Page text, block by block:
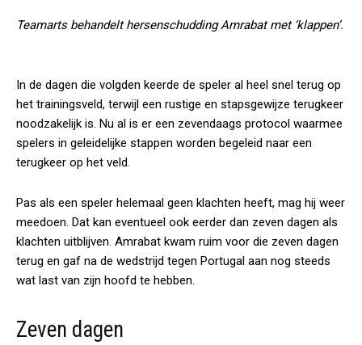
Teamarts behandelt hersenschudding Amrabat met ‘klappen’.
In de dagen die volgden keerde de speler al heel snel terug op
het trainingsveld, terwijl een rustige en stapsgewijze terugkeer
noodzakelijk is. Nu al is er een zevendaags protocol waarmee
spelers in geleidelijke stappen worden begeleid naar een
terugkeer op het veld.
Pas als een speler helemaal geen klachten heeft, mag hij weer
meedoen. Dat kan eventueel ook eerder dan zeven dagen als
klachten uitblijven. Amrabat kwam ruim voor die zeven dagen
terug en gaf na de wedstrijd tegen Portugal aan nog steeds
wat last van zijn hoofd te hebben.
Zeven dagen